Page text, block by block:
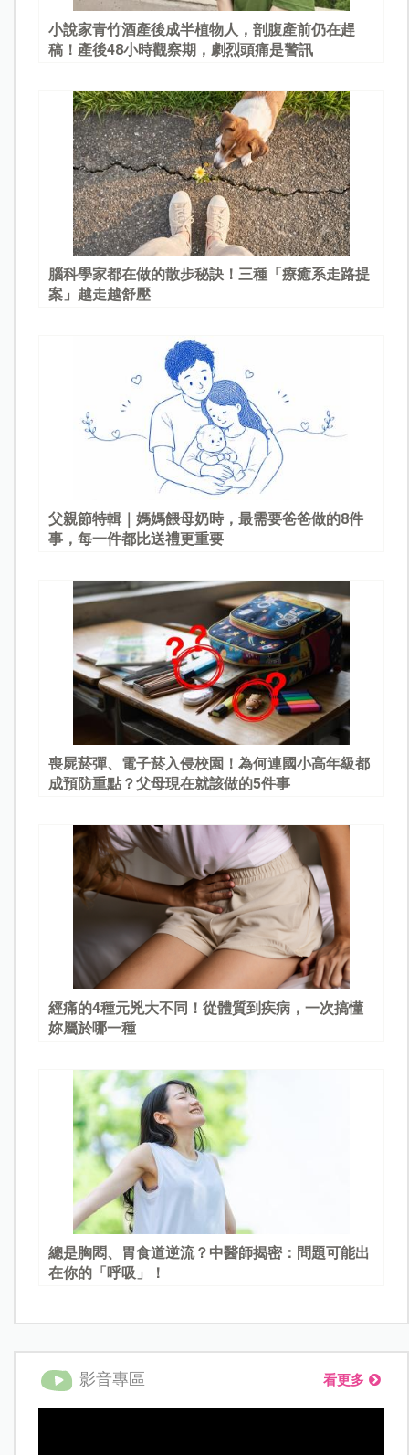
小說家青竹酒產後成半植物人，剖腹產前仍在趕
稿！產後48小時觀察期，劇烈頭痛是警訊
腦科學家都在做的散步秘訣！三種「療癒系走路提
案」越走越舒壓
父親節特輯｜媽媽餵母奶時，最需要爸爸做的8件
事，每一件都比送禮更重要
喪屍菸彈、電子菸入侵校園！為何連國小高年級都
成預防重點？父母現在就該做的5件事
經痛的4種元兇大不同！從體質到疾病，一次搞懂
妳屬於哪一種
總是胸悶、胃食道逆流？中醫師揭密：問題可能出
在你的「呼吸」！
影音專區 看更多